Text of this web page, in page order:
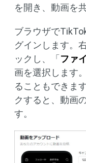
を開き、動画を
ブラウザで
グインします。
ックし、「 ファ
画を選択します
ることもできま
クすると、動画
す。